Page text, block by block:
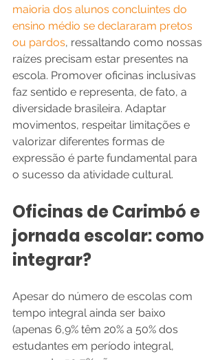
maioria dos alunos concluintes do
ensino médio se declararam pretos
ou pardos, ressaltando como nossas
raízes precisam estar presentes na
escola. Promover oficinas inclusivas
faz sentido e representa, de fato, a
diversidade brasileira. Adaptar
movimentos, respeitar limitações e
valorizar diferentes formas de
expressão é parte fundamental para
o sucesso da atividade cultural.
Oficinas de Carimbó e
jornada escolar: como
integrar?
Apesar do número de escolas com
tempo integral ainda ser baixo
(apenas 6,9% têm 20% a 50% dos
estudantes em período integral,